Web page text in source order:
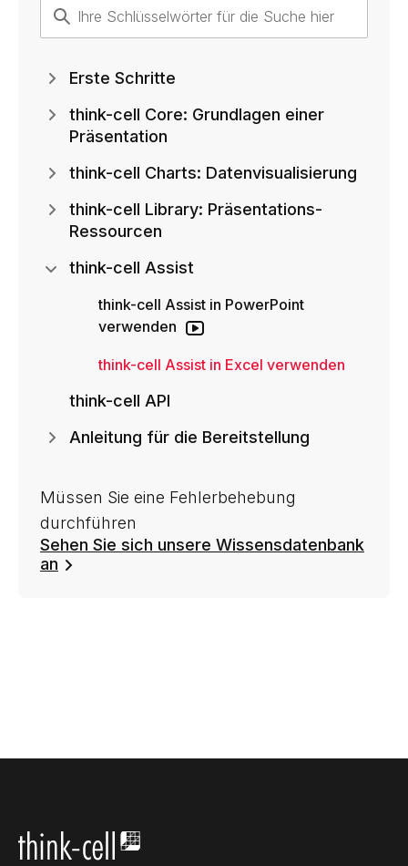
Erste Schritte
think-cell Core: Grundlagen einer
Präsentation
think-cell Charts: Datenvisualisierung
think-cell Library: Präsentations-
Ressourcen
think-cell Assist
think-cell Assist in PowerPoint
verwenden
think-cell Assist in Excel verwenden
think-cell API
Anleitung für die Bereitstellung
Müssen Sie eine Fehlerbehebung
durchführen
Sehen Sie sich unsere Wissensdatenbank
an